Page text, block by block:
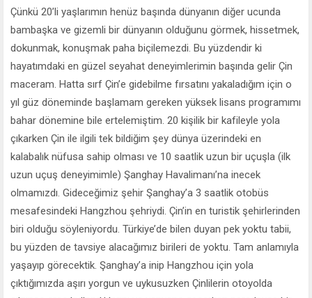
Çünkü 20’li yaşlarımın henüz başında dünyanın diğer ucunda
bambaşka ve gizemli bir dünyanın olduğunu görmek, hissetmek,
dokunmak, konuşmak paha biçilemezdi. Bu yüzdendir ki
hayatımdaki en güzel seyahat deneyimlerimin başında gelir Çin
maceram. Hatta sırf Çin’e gidebilme fırsatını yakaladığım için o
yıl güz döneminde başlamam gereken yüksek lisans programımı
bahar dönemine bile ertelemiştim. 20 kişilik bir kafileyle yola
çıkarken Çin ile ilgili tek bildiğim şey dünya üzerindeki en
kalabalık nüfusa sahip olması ve 10 saatlik uzun bir uçuşla (ilk
uzun uçuş deneyimimle) Şanghay Havalimanı’na inecek
olmamızdı. Gideceğimiz şehir Şanghay’a 3 saatlik otobüs
mesafesindeki Hangzhou şehriydi. Çin’in en turistik şehirlerinden
biri olduğu söyleniyordu. Türkiye’de bilen duyan pek yoktu tabii,
bu yüzden de tavsiye alacağımız birileri de yoktu. Tam anlamıyla
yaşayıp görecektik. Şanghay’a inip Hangzhou için yola
çıktığımızda aşırı yorgun ve uykusuzken Çinlilerin otoyolda